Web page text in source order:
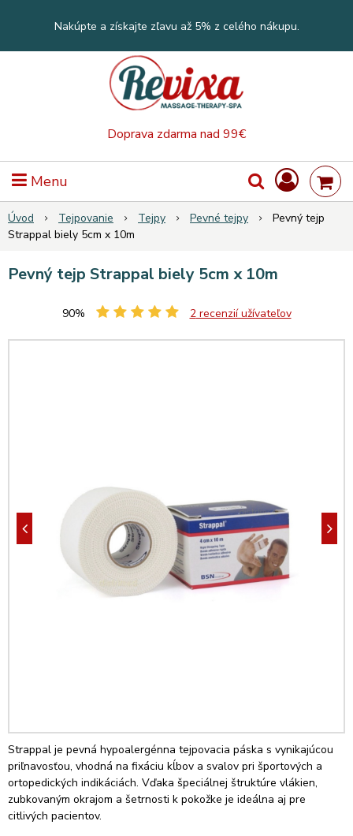
Doprava zdarma nad 99€
Nakúpte a získajte zľavu až 5% z celého nákupu.
Menu
Úvod Tejpovanie Tejpy Pevné tejpy
Pevný tejp
Strappal biely 5cm x 10m
Pevný tejp Strappal biely 5cm x 10m
90% 2recenzií užívateľov
Strappal je pevná hypoalergénna tejpovacia páska s vynikajúcou
priľnavosťou, vhodná na fixáciu kĺbov a svalov pri športových a
ortopedických indikáciách. Vďaka špeciálnej štruktúre vlákien,
zubkovaným okrajom a šetrnosti k pokožke je ideálna aj pre
citlivých pacientov.